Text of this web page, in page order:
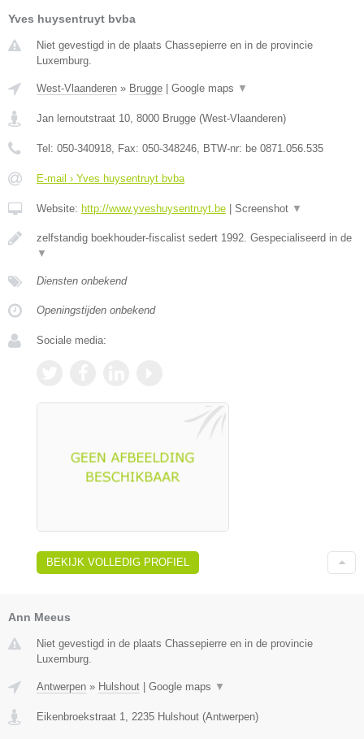
Yves huysentruyt bvba
Niet gevestigd in de plaats Chassepierre en in de provincie
Luxemburg.
West-Vlaanderen » Brugge Google maps ▼
Jan lernoutstraat 10, 8000 Brugge (West-Vlaanderen)
Tel: 050-340918, Fax: 050-348246, BTW-nr: be 0871.056.535
E-mail › Yves huysentruyt bvba
Website: http://www.yveshuysentruyt.be Screenshot ▼
zelfstandig boekhouder-fiscalist sedert 1992. Gespecialiseerd in de
▼
Diensten onbekend
Openingstijden onbekend
Sociale media:
BEKIJK VOLLEDIG PROFIEL
Ann Meeus
Niet gevestigd in de plaats Chassepierre en in de provincie
Luxemburg.
Antwerpen » Hulshout | Google maps ▼
Eikenbroekstraat 1 2235 Hulshout (Antwerpen)